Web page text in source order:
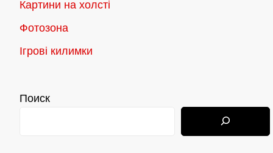
Картини на холсті
Фотозона
Ігрові килимки
Поиск